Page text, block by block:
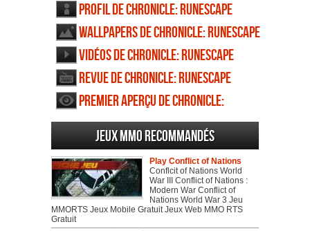
Profil de Chronicle: RuneScape
Legends
Wallpapers de Chronicle: RuneScape
Legends
Vidéos de Chronicle: RuneScape
Legends
Revue de Chronicle: RuneScape
Legends
Premier aperçu de Chronicle:
RuneScape Legends
Jeux MMO recommandés
Play Conflict of Nations
Conflcit of Nations World
War III Conflict of Nations :
Modern War Conflict of
Nations World War 3 Jeu
MMORTS Jeux Mobile Gratuit Jeux Web MMO RTS
Gratuit